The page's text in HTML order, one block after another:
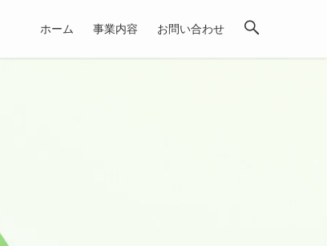
ホーム 事業内容 お問い合わせ